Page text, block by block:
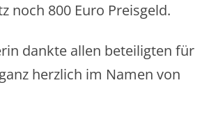
noch 800 Euro Preisgeld.
dankte allen beteiligten für
herzlich im Namen von